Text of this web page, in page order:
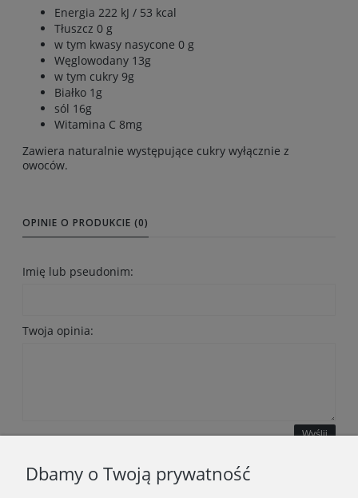
Energia 222 kJ / 53 kcal
Tłuszcz 0 g
w tym kwasy nasycone 0 g
Węglowodany 13g
w tym cukry 9g
Białko 1g
sól 16g
Witamina C 8mg
Zawiera naturalnie występujące cukry wyłącznie z
owoców.
OPINIE O PRODUKCIE (0)
Imię lub pseudonim:
Twoja opinia:
Wyślij
Dbamy o Twoją prywatność